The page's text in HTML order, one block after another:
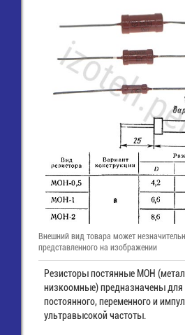
Внешний вид товара может
представленного на изображении
Резисторы постянные МОН
низкоомные) предназначены для
постоянного, переменного и
ультравысокой частоты.